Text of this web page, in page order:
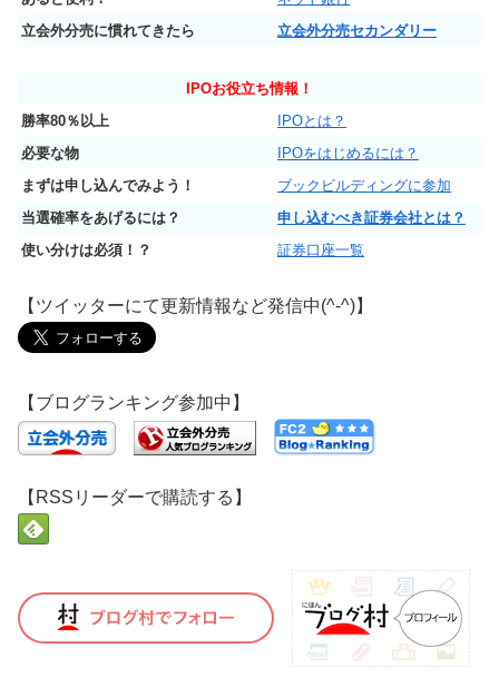
立会外分売に慣れてきたら
立会外分売セカンダリー
IPOお役立ち情報！
勝率80％以上
IPOとは？
必要な物
IPOをはじめるには？
まずは申し込んでみよう！
ブックビルディングに参加
当選確率をあげるには？
申し込むべき証券会社とは？
使い分けは必須！？
証券口座一覧
【ツイッターにて更新情報など発信中(^-^)】
【ブログランキング参加中】
【RSSリーダーで購読する】